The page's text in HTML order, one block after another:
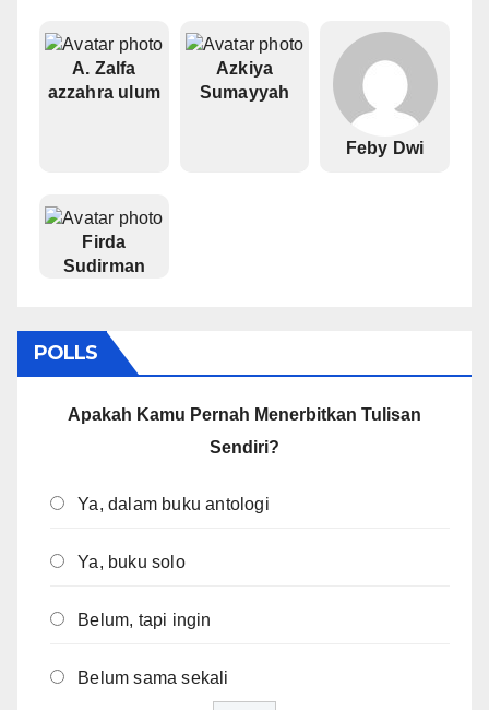
A. Zalfa
azzahra ulum
Azkiya
Sumayyah
Feby Dwi
Firda
Sudirman
POLLS
Apakah Kamu Pernah Menerbitkan Tulisan
Sendiri?
Ya, dalam buku antologi
Ya, buku solo
Belum, tapi ingin
Belum sama sekali